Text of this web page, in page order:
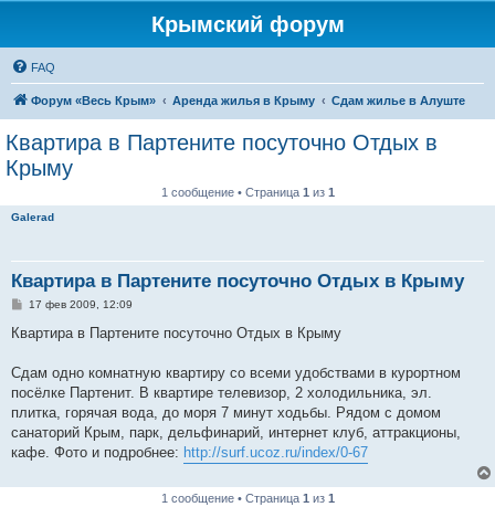
Крымский форум
FAQ
Форум «Весь Крым» Аренда жилья в Крыму Сдам жилье в Алуште
Квартира в Партените посуточно Отдых в
Крыму
1 сообщение • Страница 1 из 1
Galerad
Квартира в Партените посуточно Отдых в Крыму
С
о
е
н
и
е
17 фев 2009, 12:09
Квартира в Партените посуточно Отдых в Крыму
Сдам одно комнатную квартиру со всеми удобствами в курортном
посёлке Партенит. В квартире телевизор, 2 холодильника, эл.
плитка, горячая вода, до моря 7 минут ходьбы. Рядом с домом
санаторий Крым, парк, дельфинарий, интернет клуб, аттракционы,
кафе. Фото и подробнее: http://surf.ucoz.ru/index/0-67
1 сообщение • Страница 1 из 1